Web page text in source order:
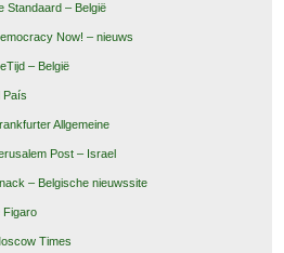
Standaard – België
Now! – nieuws
– België
País
Allgemeine
Post – Israel
– Belgische nieuwssite
Figaro
Times